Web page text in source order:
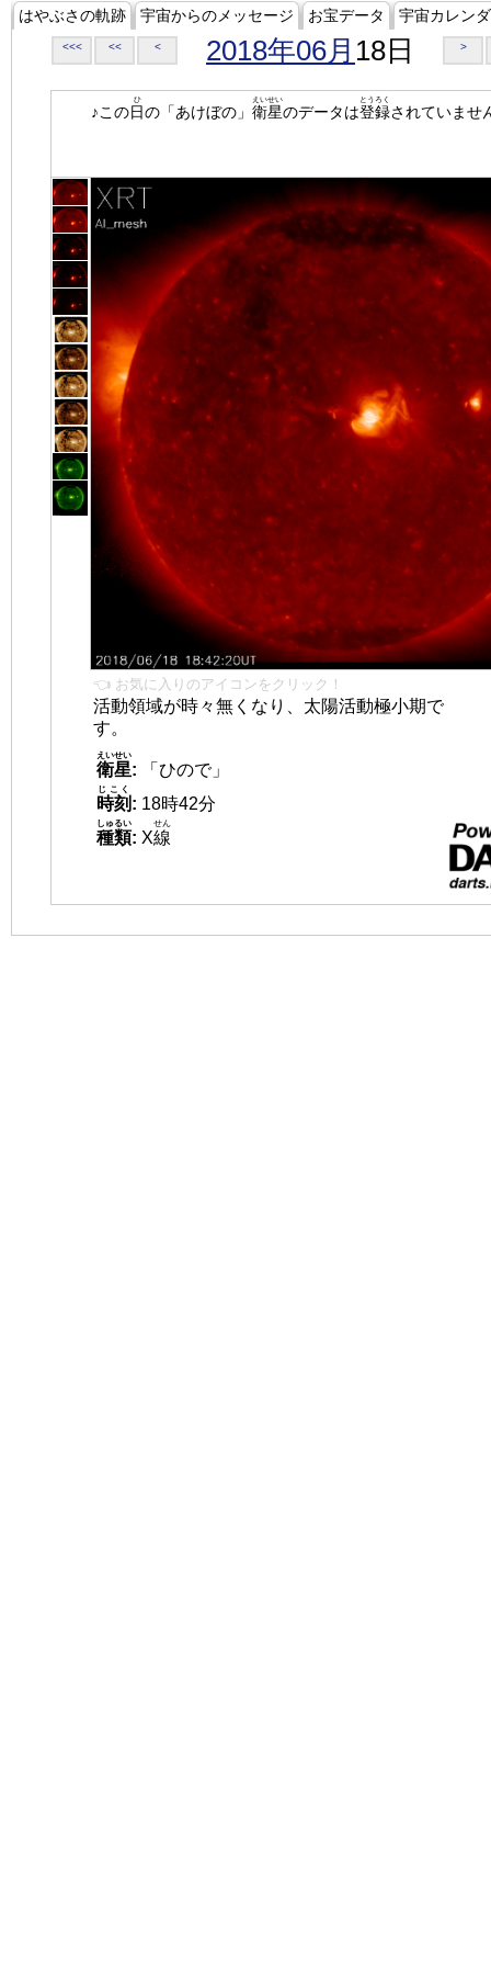
はやぶさの軌跡 宇宙からのメッセージ お宝データ 宇宙カレン
<<< << < 2018年06月 18日 >
♪この日
ひ
の「あけぼの」 衛星
えいせい
のデータは登録
とうろく
されていませ
👈 お気に入りのアイコンをクリック！
活動領域が時々無くなり、太陽活動極小期で
す。
衛星
えいせい
:
「ひので」
時刻
じこく
: 18時42分
種類
しゅるい
: X線
せん